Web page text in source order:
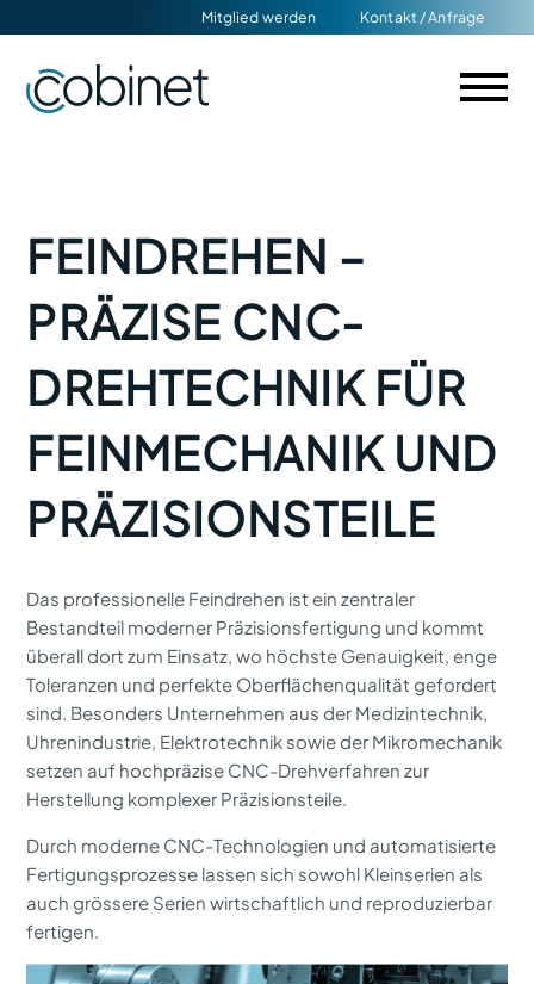
überspringen
Mitglied werden Kontakt / Anfrage
FEINDREHEN –
PRÄZISE CNC-
DREHTECHNIK FÜR
FEINMECHANIK UND
PRÄZISIONSTEILE
Das professionelle Feindrehen ist ein zentraler
Bestandteil moderner Präzisionsfertigung und kommt
überall dort zum Einsatz, wo höchste Genauigkeit, enge
Toleranzen und perfekte Oberflächenqualität gefordert
sind. Besonders Unternehmen aus der Medizintechnik,
Uhrenindustrie, Elektrotechnik sowie der Mikromechanik
setzen auf hochpräzise CNC-Drehverfahren zur
Herstellung komplexer Präzisionsteile.
Durch moderne CNC-Technologien und automatisierte
Fertigungsprozesse lassen sich sowohl Kleinserien als
auch grössere Serien wirtschaftlich und reproduzierbar
fertigen.